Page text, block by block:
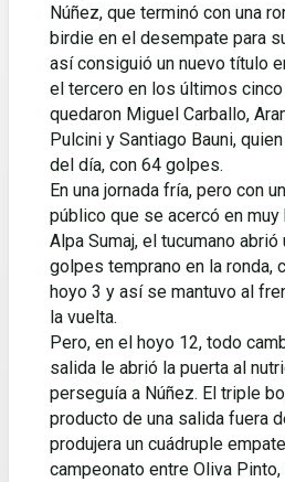
Núñez, que terminó con una
birdie en el desempate para
así consiguió un nuevo título
el tercero en los últimos cinco
quedaron Miguel Carballo,
Pulcini y Santiago Bauni,
del día, con 64 golpes.
En una jornada fría, pero con
público que se acercó en muy
Alpa Sumaj, el tucumano
golpes temprano en la ronda,
hoyo 3 y así se mantuvo al
la vuelta.
Pero, en el hoyo 12, todo
salida le abrió la puerta al
perseguía a Núñez. El triple
producto de una salida fuera
produjera un cuádruple
campeonato entre Oliva